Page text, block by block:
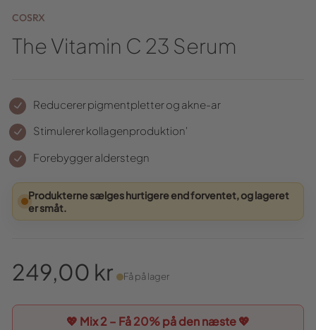
COSRX
The Vitamin C 23 Serum
Reducerer pigmentpletter og akne-ar
Stimulerer kollagenproduktion'
Forebygger alderstegn
Produkterne sælges hurtigere end forventet, og lageret
er småt.
pris
249,00 kr Få på lager
💖 Mix 2 – Få20%på den næste 💖